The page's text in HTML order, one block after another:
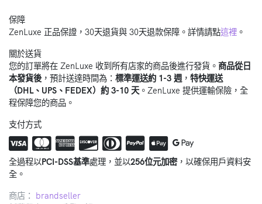
保障
ZenLuxe 正品保證，30天退貨與 30天退款保障。詳情請點這裡 。
關於送貨
您的訂單將在 ZenLuxe 收到所有店家的商品後進行發貨。 商品從日
本發貨後，預計送達時間為： 標準運送約 1-3 週 ， 特快運送
（DHL、UPS、FEDEX）約 3-10 天 。ZenLuxe 提供運輸保險，全
程保障您的商品。
支付方式
全過程以PCI-DSS基準處理，並以256位元加密，以確保用戶資料安
全。
商店： brandseller